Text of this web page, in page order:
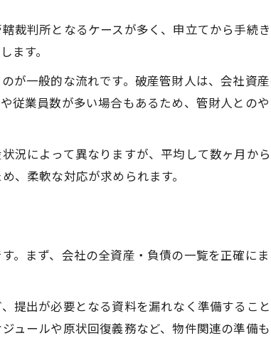
裁判所となるケースが多く、申立てから手続
ます。
が一般的な流れです。破産管財人は、会社資
従業員数が多い場合もあるため、管財人との
況によって異なりますが、平均して数ヶ月か
、柔軟な対応が求められます。
。まず、会社の全資産・負債の一覧を正確に
提出が必要となる資料を漏れなく準備するこ
ールや原状回復義務など、物件関連の準備も